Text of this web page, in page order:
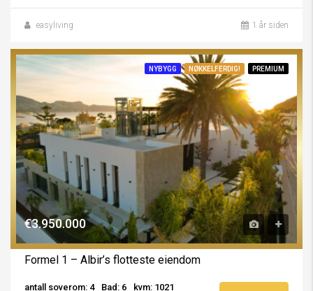
easyliving 1 år siden
NYBYGG NØKKELFERDIG! PREMIUM
€3.950.000
Formel 1 – Albir’s flotteste eiendom
antall soverom: 4 Bad: 6
kvm: 1021